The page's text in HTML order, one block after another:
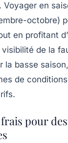
Voyager en
octobre)
en profitant
visibilité de la
la basse
de
pour